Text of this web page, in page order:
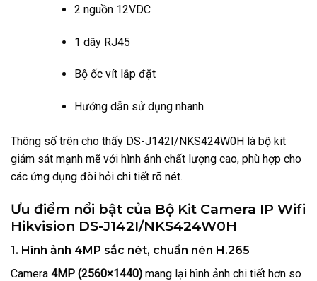
2 nguồn 12VDC
1 dây RJ45
Bộ ốc vít lắp đặt
Hướng dẫn sử dụng nhanh
Thông số trên cho thấy DS-J142I/NKS424W0H là bộ kit
giám sát mạnh mẽ với hình ảnh chất lượng cao, phù hợp cho
các ứng dụng đòi hỏi chi tiết rõ nét.
Ưu điểm nổi bật của Bộ Kit Camera IP Wifi
Hikvision DS-J142I/NKS424W0H
1. Hình ảnh 4MP sắc nét, chuẩn nén H.265
Camera 4MP (2560×1440) mang lại hình ảnh chi tiết hơn so